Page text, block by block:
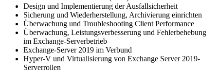
Design und Implementierung der Ausfallsicherheit
Sicherung und Wiederherstellung, Archivierung einrichten
Überwachung und Troubleshooting Client Performance
Überwachung, Leistungsverbesserung und Fehlerbehebung
im Exchange-Serverbetrieb
Exchange-Server 2019 im Verbund
Hyper-V und Virtualisierung von Exchange Server 2019-
Serverrollen